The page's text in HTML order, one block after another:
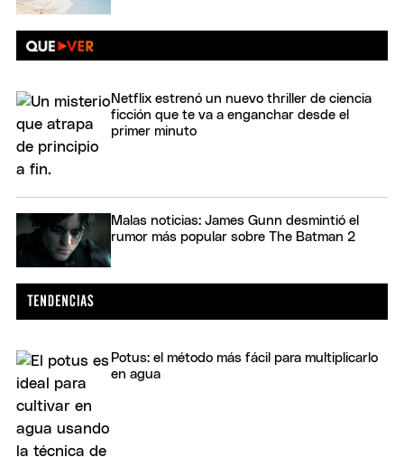
Netflix estrenó un nuevo thriller de ciencia
ficción que te va a enganchar desde el
primer minuto
Malas noticias: James Gunn desmintió el
rumor más popular sobre The Batman 2
Potus: el método más fácil para multiplicarlo
en agua